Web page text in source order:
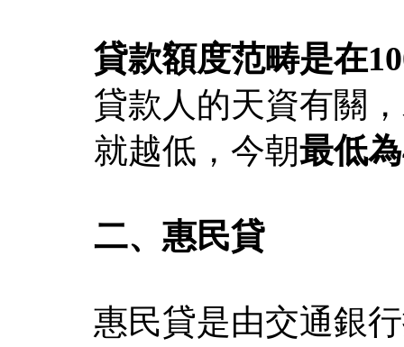
貸款額度范畴是在
貸款人的天資有關
就越低，今朝最低
二、惠民貸
惠民貸是由交通銀